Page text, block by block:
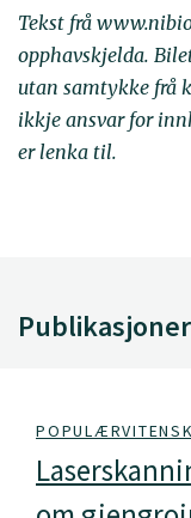
Tekst frå
opphavskjelda.
utan samtykke frå
ikkje ansvar for
er lenka til.
Publikasjoner